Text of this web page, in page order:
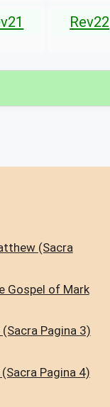
Rev22
(Sacra
Gospel of Mark
Pagina 3)
Pagina 4)